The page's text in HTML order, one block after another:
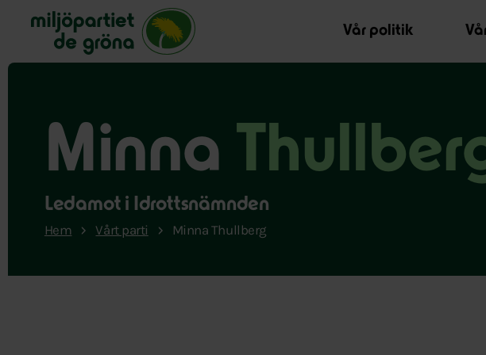
Miljöpartiet de gröna, startsida
Vår politik
Minna
Ledamot i Idrottsnämnden
Hem Vårt parti Minna Thullberg